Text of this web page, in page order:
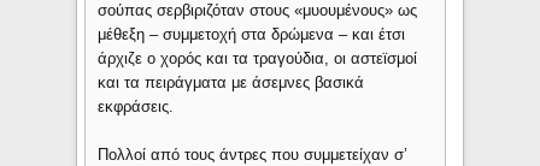
σούπας σερβιριζόταν στους «μυουμένους» ως
μέθεξη – συμμετοχή στα δρώμενα – και έτσι
άρχιζε ο χορός και τα τραγούδια, οι αστεϊσμοί
και τα πειράγματα με άσεμνες βασικά
εκφράσεις.
Πολλοί από τους άντρες που συμμετείχαν σ’